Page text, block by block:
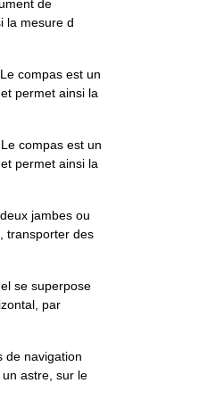
de
la mesure d
compas est un
permet ainsi la
compas est un
permet ainsi la
jambes ou
transporter des
se superpose
par
de navigation
astre, sur le